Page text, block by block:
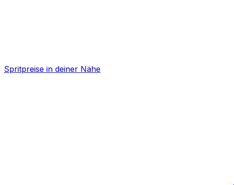
Spritpreise in deiner Nähe